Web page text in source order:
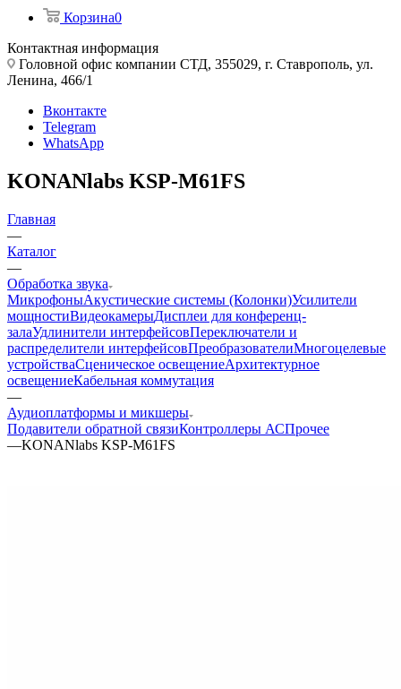
Корзина0
Контактная информация
Головной офис компании СТД, 355029, г. Ставрополь, ул.
Ленина, 466/1
Вконтакте
Telegram
WhatsApp
KONANlabs KSP-M61FS
Главная
—
Каталог
—
Обработка звука
МикрофоныАкустические системы (Колонки)Усилители
мощностиВидеокамерыДисплеи для конференц-
залаУдлинители интерфейсовПереключатели и
распределители интерфейсовПреобразователиМногоцелевые
устройстваСценическое освещениеАрхитектурное
освещениеКабельная коммутация
—
Аудиоплатформы и микшеры
Подавители обратной связиКонтроллеры АСПрочее
—KONANlabs KSP-M61FS